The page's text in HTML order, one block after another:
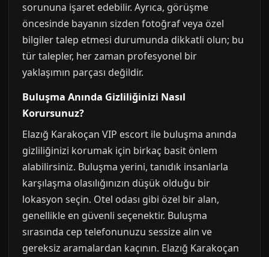
sorununa işaret edebilir. Ayrıca, görüşme
öncesinde bayanın sizden fotoğraf veya özel
bilgiler talep etmesi durumunda dikkatli olun; bu
tür talepler, her zaman profesyonel bir
yaklaşımın parçası değildir.
Buluşma Anında Gizliliğinizi Nasıl
Korursunuz?
Elazığ Karakoçan VIP escort ile buluşma anında
gizliliğinizi korumak için birkaç basit önlem
alabilirsiniz. Buluşma yerini, tanıdık insanlarla
karşılaşma olasılığınızın düşük olduğu bir
lokasyon seçin. Otel odası gibi özel bir alan,
genellikle en güvenli seçenektir. Buluşma
sırasında cep telefonunuzu sessize alın ve
gereksiz aramalardan kaçının. Elazığ Karakoçan